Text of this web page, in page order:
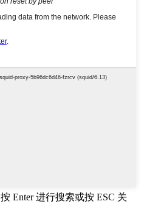
按 Enter 进行搜索或按 ESC 关